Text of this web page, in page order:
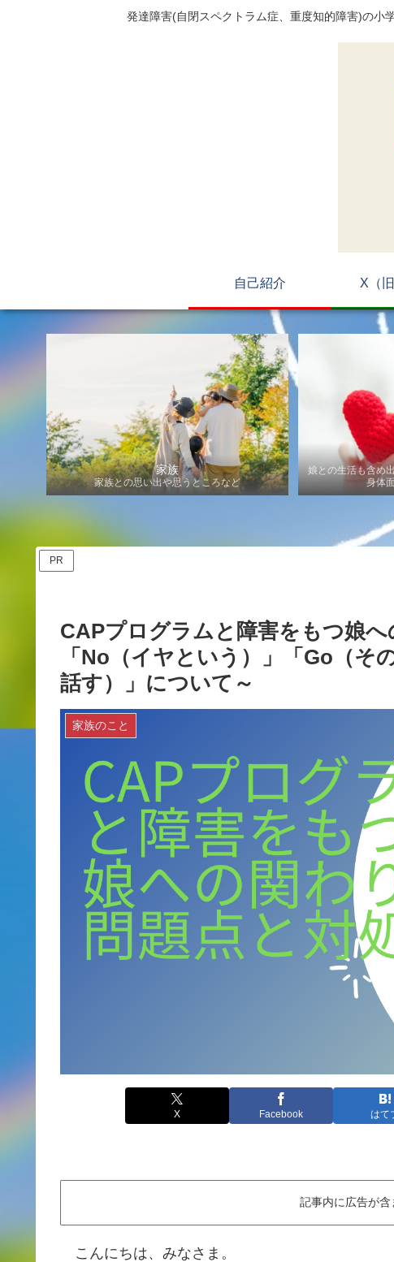
発達障害(自閉スペクトラム症、重度知的障害)の小
自己紹介 X（
家族
家族との思い出や思うところなど
娘との生活も含め
身体
PR
CAPプログラムと障害をもつ娘
「No（イヤという）」「Go（そ
話す）」について～
家族のこと
X Facebook はて
記事内に広告が含
こんにちは、みなさま。